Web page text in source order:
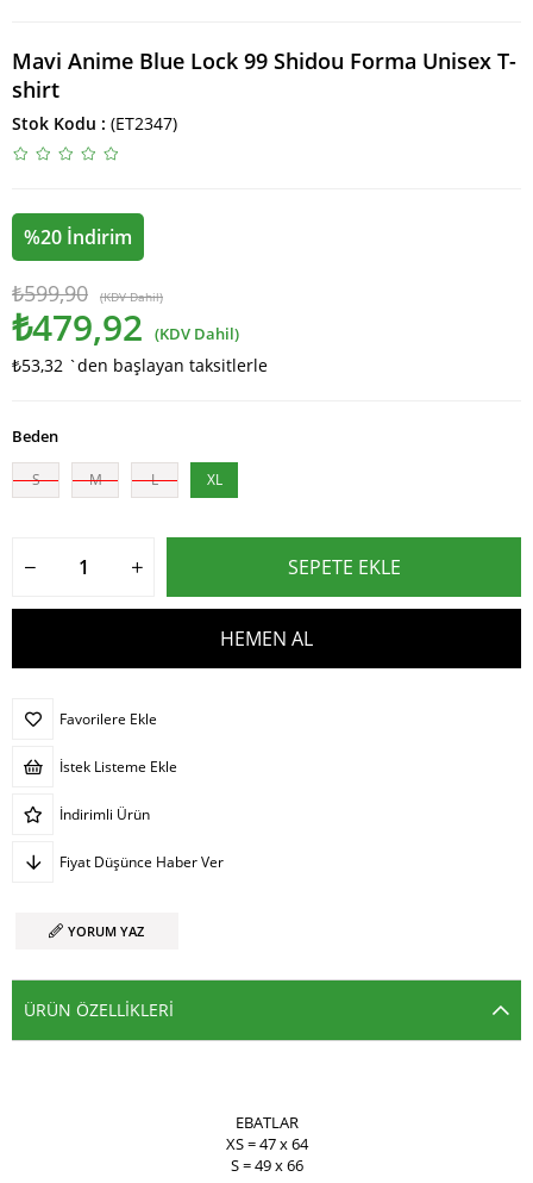
Mavi Anime Blue Lock 99 Shidou Forma Unisex T-
shirt
Stok Kodu (ET2347)
%20 İndirim
₺599,90 (KDV Dahil)
₺479,92 (KDV Dahil)
₺53,32 `den başlayan taksitlerle
Beden
S M L XL
Favorilere Ekle
İstek Listeme Ekle
İndirimli Ürün
Fiyat Düşünce Haber Ver
YORUM YAZ
ÜRÜN ÖZELLIKLERI
EBATLAR
XS = 47 x 64
S = 49 x 66